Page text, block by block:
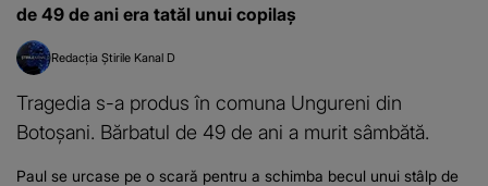
de 49 de ani era tatăl unui copilaș
Redacția Știrile Kanal D
Tragedia s-a produs în comuna Ungureni din
Botoșani. Bărbatul de 49 de ani a murit sâmbătă.
Paul se urcase pe o scară pentru a schimba becul unui stâlp de